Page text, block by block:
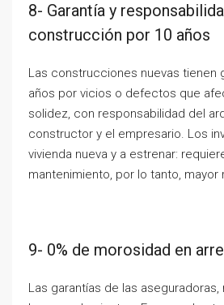
8- Garantía y
construcción por 10 años
Las construcciones nuevas tienen
años por vicios o defectos que
solidez, con responsabilidad del
constructor y el empresario. Los
vivienda nueva y a estrenar:
mantenimiento, por lo tanto, mayor
9- 0% de morosidad en
Las garantías de las aseguradoras,